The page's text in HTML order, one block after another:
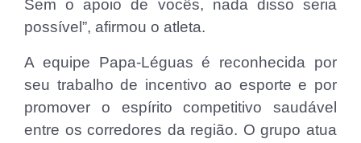
Sem o apoio de vocês, nada disso seria
possível”, afirmou o atleta.
A equipe Papa-Léguas é reconhecida por
seu trabalho de incentivo ao esporte e por
promover o espírito competitivo saudável
entre os corredores da região. O grupo atua